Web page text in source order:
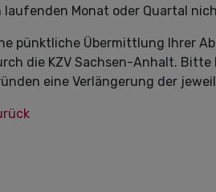
laufenden Monat oder Quartal
pünktliche Übermittlung Ihrer
die KZV Sachsen-Anhalt.
eine Verlängerung der